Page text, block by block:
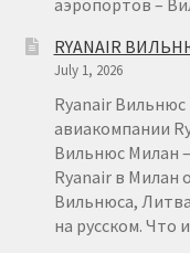
RYANAIR
July 1, 2026
Ryanair
авиакомпании
Вильнюс Милан
Ryanair в Милан
Вильнюса,
на русском. Что